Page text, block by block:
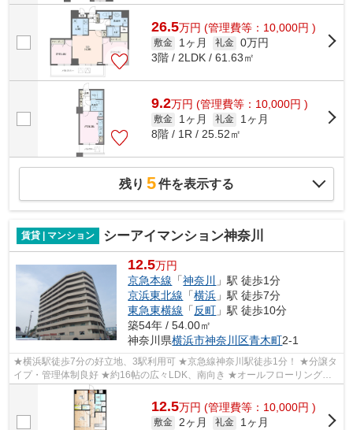
26.5万円 (管理費等：10,000円 )
敷金 1ヶ月 礼金 0万円
3階 / 2LDK / 61.63㎡
9.2万円 (管理費等：10,000円 )
敷金 1ヶ月 礼金
1ヶ月
8階 / 1R / 25.52㎡
残り 5件を表示する
賃貸 | マンション シーアイマンション神奈川
12.5万円
京急本線 「神奈川
」駅 徒歩1分
京浜東北線 「横浜 」駅 徒歩7分
東急東横線 「 反町 」駅 徒歩10分
築54年 / 54.00㎡
神奈川県横浜市神奈川区青木町2-1
★横浜駅徒歩7分の好立地、3駅利用可 ★京急線神奈川駅徒歩1分！ ★分譲タ
イプ・管理体制良好 ★約16帖の広々LDK、南向き ★オールフローリング仕
様 ★2004年リノベーション
12.5万円 (管理費等：10,000円 )
敷金 2ヶ月 礼金
1ヶ月